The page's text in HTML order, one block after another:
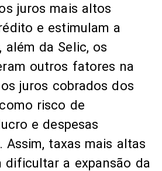
juros mais altos
e estimulam a
além da Selic, os
outros fatores na
juros cobrados dos
risco de
e despesas
Assim, taxas mais altas
dificultar a expansão da